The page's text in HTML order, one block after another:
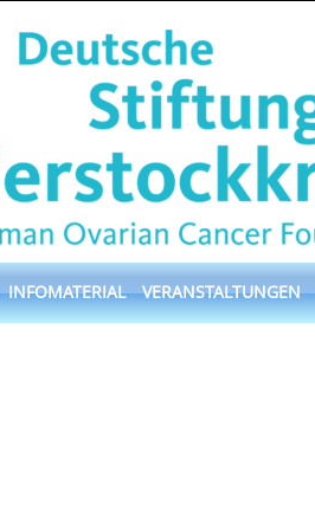
INFOMATERIAL VERANSTALTUNGEN